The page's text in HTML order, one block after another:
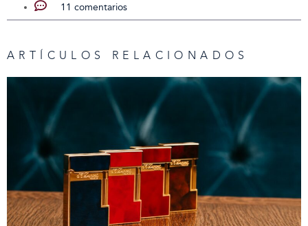
11 comentarios
ARTÍCULOS RELACIONADOS